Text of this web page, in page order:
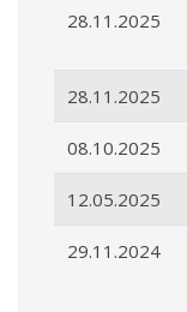
28.11.2025
28.11.2025
08.10.2025
12.05.2025
29.11.2024